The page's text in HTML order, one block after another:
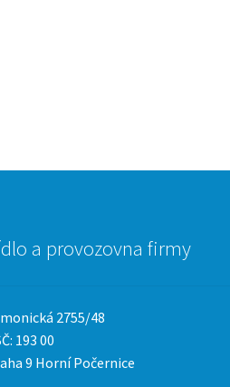
a provozovna firmy
2755/48
193 00
9 Horní Počernice